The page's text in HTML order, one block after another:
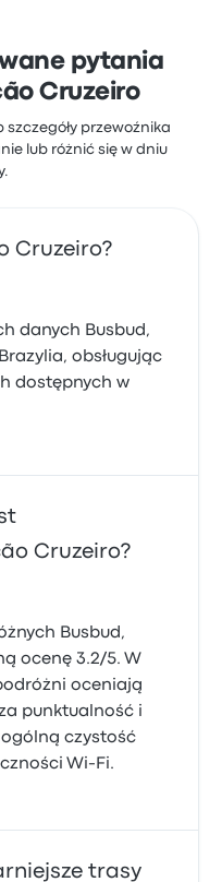
pytania
Cruzeiro
szczegóły przewoźnika
lub różnić się w dniu
Cruzeiro?
danych Busbud,
obsługując
dostępnych w
Cruzeiro?
Busbud,
ocenę 3.2/5. W
oceniają
punktualność i
czystość
Wi-Fi.
trasy